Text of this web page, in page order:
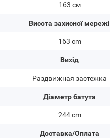
163 см
Висота захисної мережі
163 cm
Вихід
Раздвижная застежка
Діаметр батута
244 cm
Доставка/Оплата